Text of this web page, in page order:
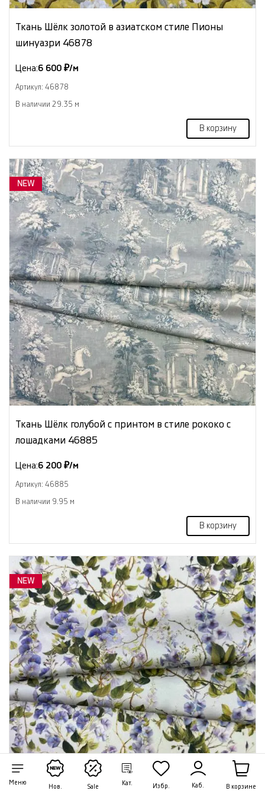
Меню
Нов. Sale
Кат. Избр. Каб. В корзине
Ткань Шёлк золотой в азиатском стиле Пионы
шинуазри 46878
Цена:6 600 ₽/м
Артикул: 46878
В наличии 29.35 м
В корзину
NEW
Ткань Шёлк голубой с принтом в стиле рококо с
лошадками 46885
Цена:6 200 ₽/м
Артикул: 46885
В наличии 9.95 м
В корзину
NEW